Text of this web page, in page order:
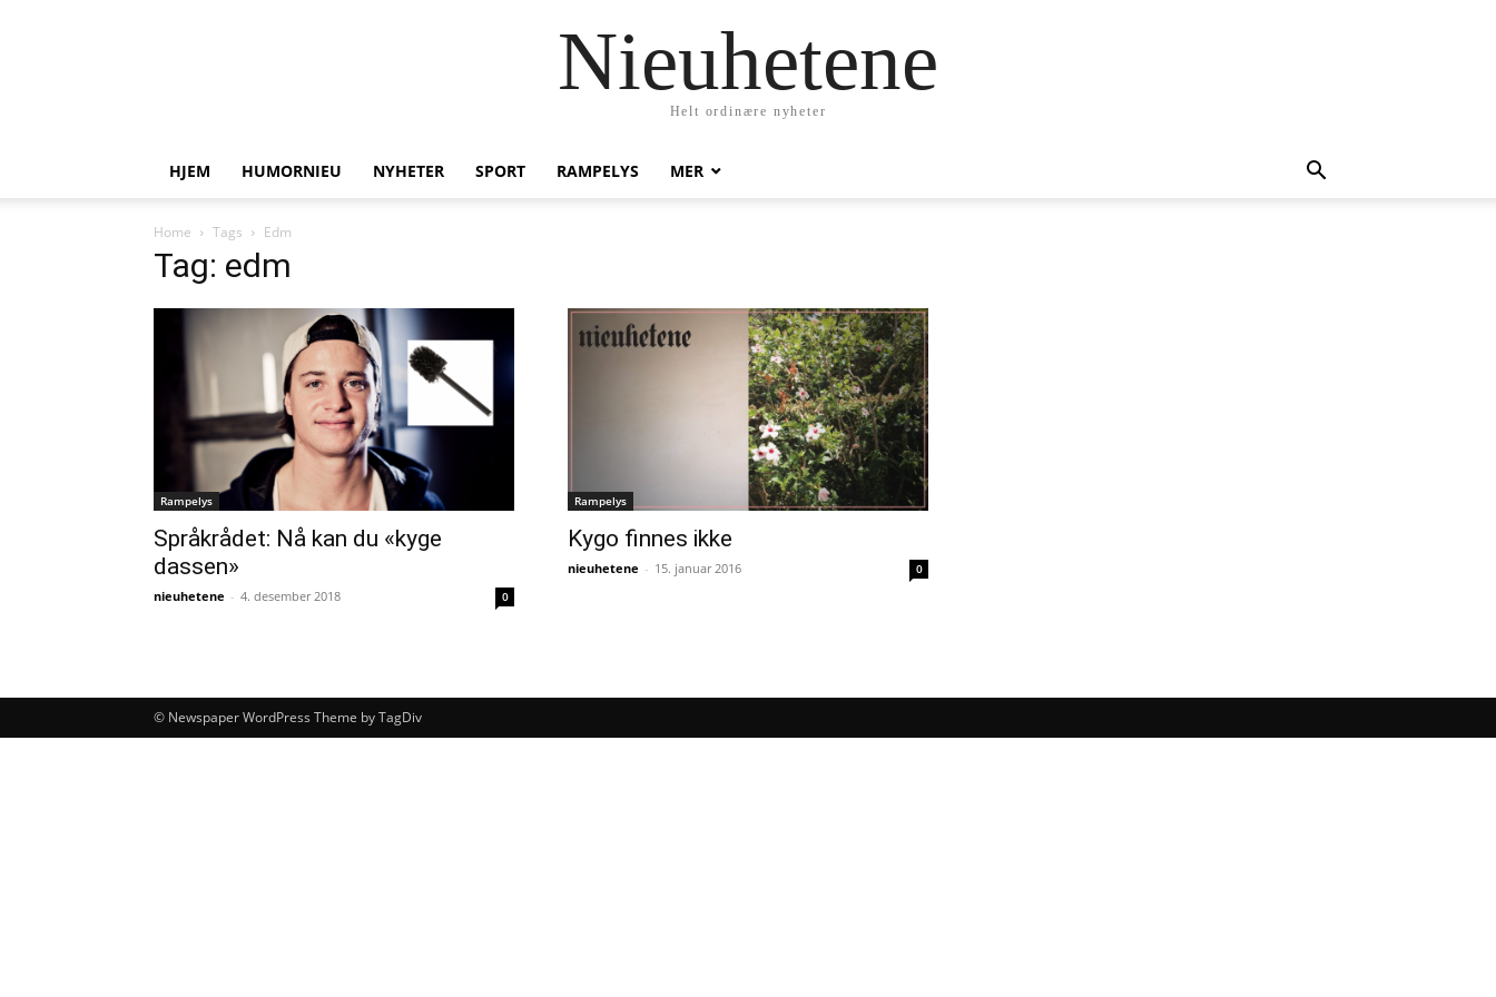
Nieuhetene
Helt ordinære nyheter
HJEM HUMORNIEU NYHETER SPORT RAMPELYS MER
Home Tags Edm
Tag: edm
Rampelys
Språkrådet: Nå kan du «kyge
dassen»
nieuhetene - 4. desember 2018 0
Rampelys
Kygo finnes ikke
nieuhetene - 15. januar 2016 0
© Newspaper WordPress Theme by TagDiv